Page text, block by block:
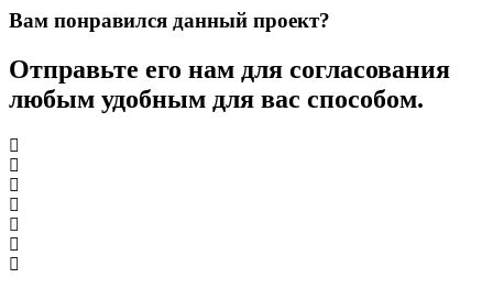
Вам понравился данный проект?
Отправьте его нам для согласования
любым удобным для вас способом.